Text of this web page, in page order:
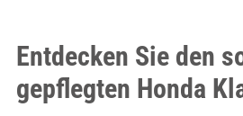
Entdecken Sie den
gepflegten Honda